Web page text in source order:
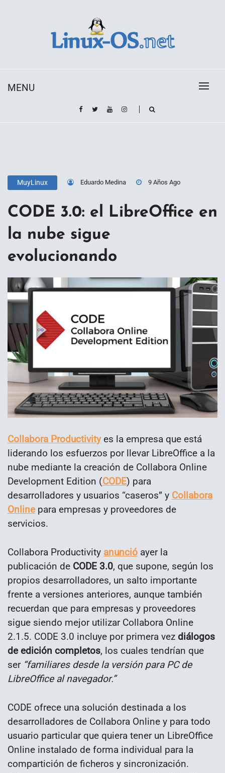
MENU
MuyLinux Eduardo Medina 9 Años Ago
CODE 3.0: el LibreOffice en
la nube sigue
evolucionando
Collabora Productivityes la empresa que está
liderando los esfuerzos por llevar LibreOffice a la
nube mediante la creación de Collabora Online
Development Edition (CODE) para
desarrolladores y usuarios “caseros” y Collabora
Onlinepara empresas y proveedores de
servicios.
Collabora Productivity anunció ayer la
publicación de CODE 3.0, que supone, según los
propios desarrolladores, un salto importante
frente a versiones anteriores, aunque también
recuerdan que para empresas y proveedores
sigue siendo mejor utilizar Collabora Online
2.1.5. CODE 3.0 incluye por primera vez diálogos
de edición completos, los cuales tendrían que
ser “familiares desde la versión para PC de
LibreOffice al navegador.”
CODE ofrece una solución destinada a los
desarrolladores de Collabora Online y para todo
usuario particular que quiera tener un LibreOffice
Online instalado de forma individual para la
compartición de ficheros y sincronización.